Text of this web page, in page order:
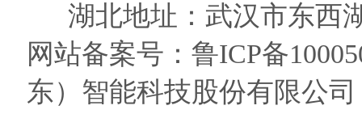
湖北地址：武汉市东西
网站备案号： 鲁ICP备
东）智能科技股份有限公司